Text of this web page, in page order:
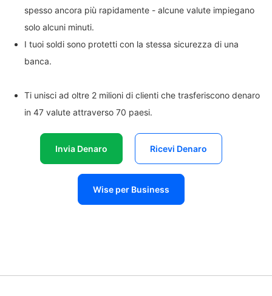
spesso ancora più rapidamente - alcune valute impiegano
solo alcuni minuti.
I tuoi soldi sono protetti con la stessa sicurezza di una
banca.
Ti unisci ad oltre 2 milioni di clienti che trasferiscono denaro
in 47 valute attraverso 70 paesi.
Invia Denaro Ricevi Denaro
Wise per Business